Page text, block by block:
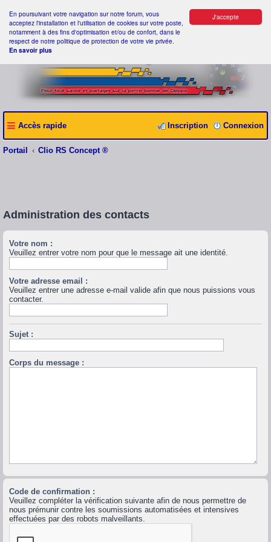
J'accepte
En poursuivant votre navigation sur notre forum, vous
acceptez l'installation et l'utilisation de cookies sur votre poste,
notamment à des fins d'optimisation et/ou de confort, dans le
respect de notre politique de protection de votre vie privée.
En savoir plus
Accès rapide Connexion
Inscription
Portail Clio RS Concept ®
Administration des contacts
Votre nom :
Veuillez entrer votre nom pour que le message ait une identité.
Votre adresse email :
Veuillez entrer une adresse e-mail valide afin que nous puissions vous
contacter.
Sujet :
Corps du message :
Code de confirmation :
Veuillez compléter la vérification suivante afin de nous permettre de
nous prémunir contre les soumissions automatisées et intensives
effectuées par des robots malveillants.